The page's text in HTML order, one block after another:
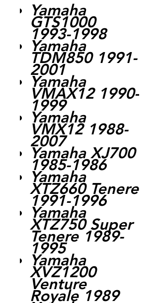
Yamaha
GTS1000
1993-1998
Yamaha
TDM850 1991-
2001
Yamaha
VMAX12 1990-
1999
Yamaha
VMX12 1988-
2007
Yamaha XJ700
1985-1986
Yamaha
XTZ660 Tenere
1991-1996
Yamaha
XTZ750 Super
Tenere 1989-
1995
Yamaha
XVZ1200
Venture
Royale 1989